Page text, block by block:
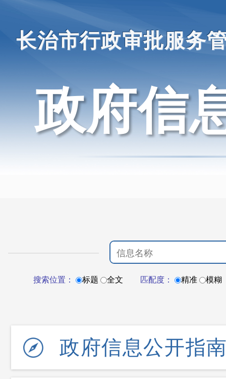
长治市行政审批服务
政府信
搜索位置： 标题 全文 匹配度： 精准 模糊
政府信息公开指